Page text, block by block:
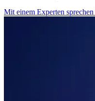
Mit einem Experten sprechen